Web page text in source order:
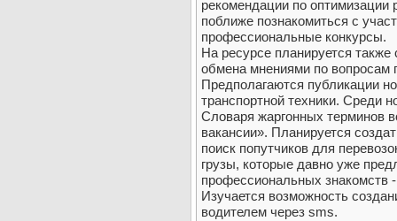
рекомендации по оптимизации
поближе познакомиться с
профессиональные конкурсы.
На ресурсе планируется
обмена мнениями по вопросам
Предполагаются публикации
транспортной техники. Среди
Словаря жаргонных терминов
вакансии». Планируется
поиск попутчиков для
грузы, которые давно уже
профессиональных знакомств
Изучается возможность
водителем через sms.